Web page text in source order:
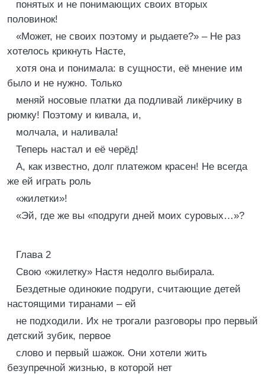
понятых и не понимающих своих вторых
половинок!
«Может, не своих поэтому и рыдаете?» – Не раз
хотелось крикнуть Насте,
хотя она и понимала: в сущности, её мнение им
было и не нужно. Только
меняй носовые платки да подливай ликёрчику в
рюмку! Поэтому и кивала, и,
молчала, и наливала!
Теперь настал и её черёд!
А, как известно, долг платежом красен! Не всегда
же ей играть роль
«жилетки»!
«Эй, где же вы «подруги дней моих суровых…»?
Глава 2
Свою «жилетку» Настя недолго выбирала.
Бездетные одинокие подруги, считающие детей
настоящими тиранами – ей
не подходили. Их не трогали разговоры про первый
детский зубик, первое
слово и первый шажок. Они хотели жить
безупречной жизнью, в которой нет